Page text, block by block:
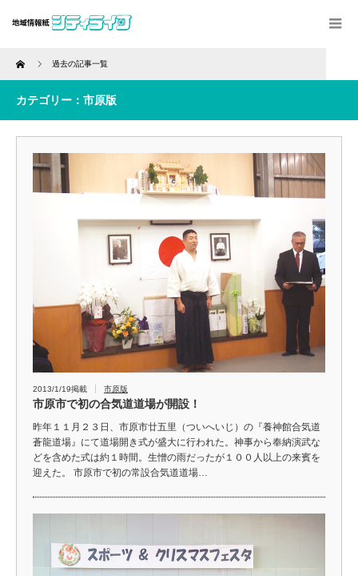
Home 過去の記事一覧
カテゴリー：市原版
2013/1/19掲載 市原版
市原市で初の合気道道場が開設！
昨年１１月２３日、市原市廿五里（ついへいじ）の『養神館合気道
蒼龍道場』にて道場開き式が盛大に行われた。神事から奉納演武な
どを含めた式は約１時間。生憎の雨だったが１００人以上の来賓を
迎えた。 市原市で初の常設合気道道場…